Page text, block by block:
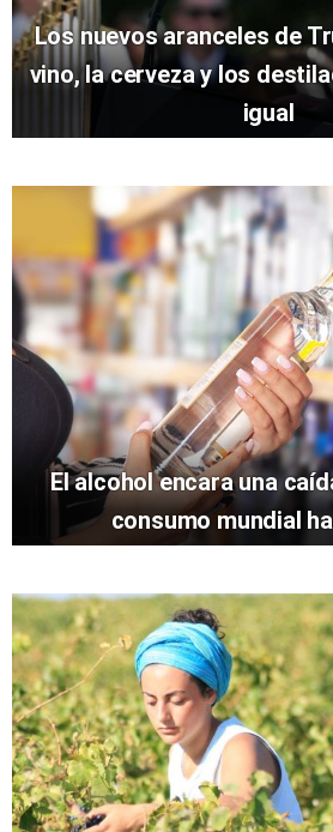
Los nuevos aranceles de
vino, la cerveza y los
igual
El alcohol encara una
consumo mundial